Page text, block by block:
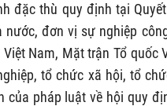
đặc thù quy định tại
đơn vị sự nghiệp
Nam, Mặt trận Tổ quốc
tổ chức xã hội, tổ
của pháp luật về hội quy